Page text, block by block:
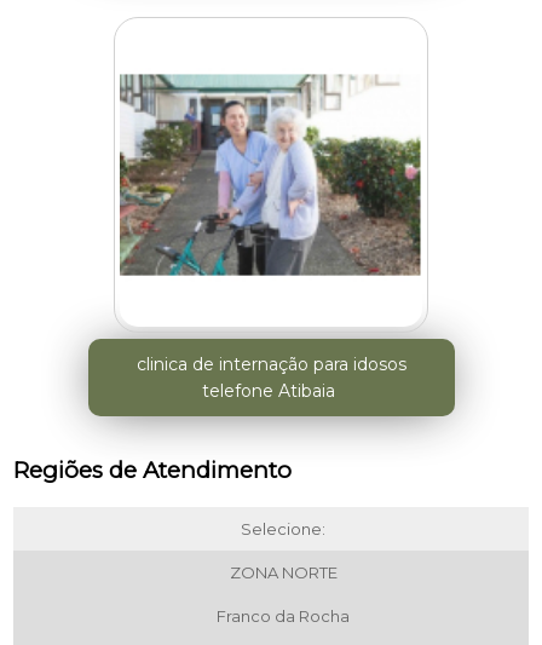
clinica de internação para idosos
telefone Atibaia
Regiões de Atendimento
Selecione:
ZONA NORTE
Franco da Rocha